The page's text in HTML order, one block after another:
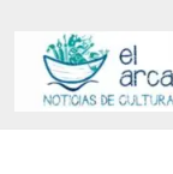
contenido